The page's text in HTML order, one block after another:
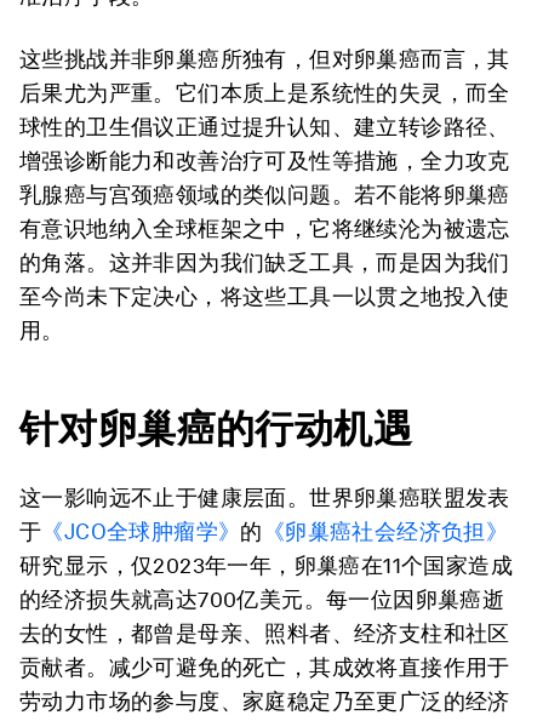
这些挑战并非卵巢癌所独有，但对卵巢癌而言，其
后果尤为严重。它们本质上是系统性的失灵，而全
球性的卫生倡议正通过提升认知、建立转诊路径、
增强诊断能力和改善治疗可及性等措施，全力攻克
乳腺癌与宫颈癌领域的类似问题。若不能将卵巢癌
有意识地纳入全球框架之中，它将继续沦为被遗忘
的角落。这并非因为我们缺乏工具，而是因为我们
至今尚未下定决心，将这些工具一以贯之地投入使
用。
针对卵巢癌的行动机遇
这一影响远不止于健康层面。世界卵巢癌联盟发表
于 《JCO全球肿瘤学》 的 《卵巢癌社会经济负担》
研究显示，仅2023年一年，卵巢癌在11个国家造成
的经济损失就高达700亿美元。每一位因卵巢癌逝
去的女性，都曾是母亲、照料者、经济支柱和社区
贡献者。减少可避免的死亡，其成效将直接作用于
劳动力市场的参与度、家庭稳定乃至更广泛的经济